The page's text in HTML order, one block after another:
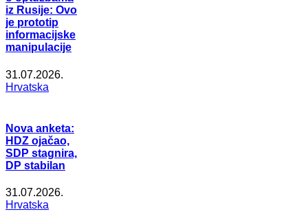
iz Rusije: Ovo
je prototip
informacijske
manipulacije
31.07.2026.
Hrvatska
Nova anketa:
HDZ ojačao,
SDP stagnira,
DP stabilan
31.07.2026.
Hrvatska